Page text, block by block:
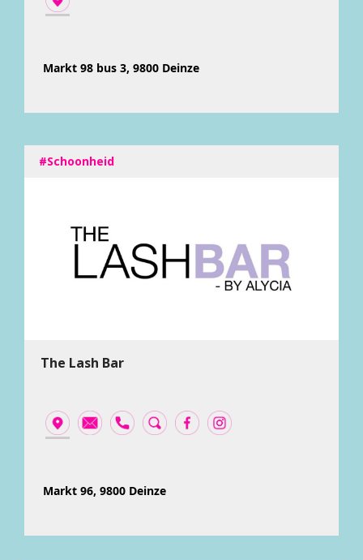
Markt 98 bus 3, 9800 Deinze
#Schoonheid
The Lash Bar
Markt 96, 9800 Deinze